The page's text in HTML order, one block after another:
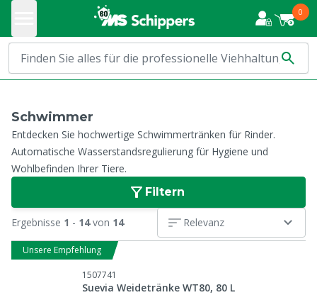
0
Schwimmer
Entdecken Sie hochwertige Schwimmertränken für Rinder.
Automatische Wasserstandsregulierung für Hygiene und
Wohlbefinden Ihrer Tiere.
Filtern
Ergebnisse 1 - 14von 14 Relevanz
Unsere Empfehlung
1507741
Suevia Weidetränke WT80, 80 L